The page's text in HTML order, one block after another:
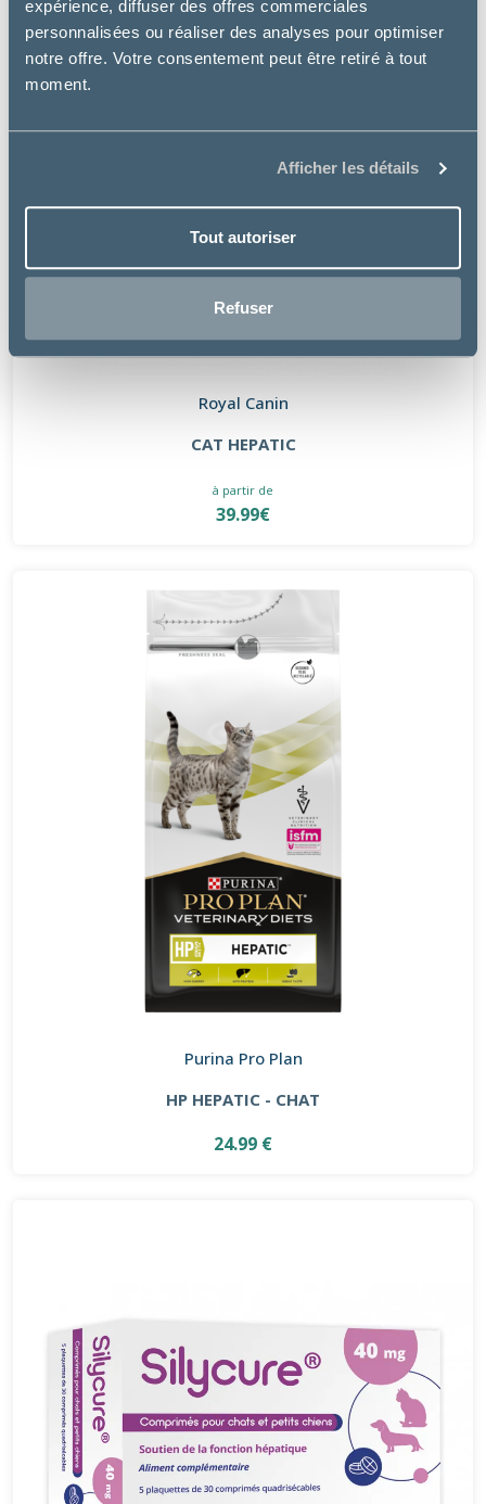
expérience, diffuser des offres commerciales
personnalisées ou réaliser des analyses pour optimiser
notre offre. Votre consentement peut être retiré à tout
moment.
Afficher les détails
Tout autoriser
Refuser
Royal Canin
CAT HEPATIC
à partir de
39.99€
Purina Pro Plan
HP HEPATIC - CHAT
24.99 €